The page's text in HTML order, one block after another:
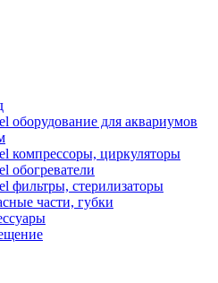
оборудование для аквариумов
компрессоры, циркуляторы
обогреватели
фильтры, стерилизаторы
части, губки